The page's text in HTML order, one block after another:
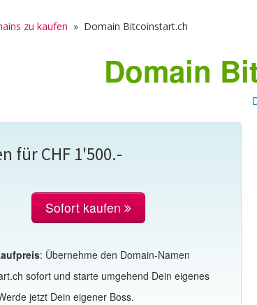
zu kaufen » Domain Bitcoinstart.ch
Domain
für CHF 1'500.-
Sofort kaufen
: Übernehme den Domain-Namen
sofort und starte umgehend Dein eigenes
jetzt Dein eigener Boss.